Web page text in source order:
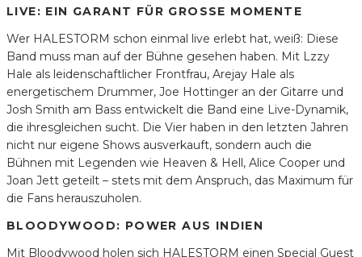
LIVE: EIN GARANT FÜR GROSSE MOMENTE
Wer HALESTORM schon einmal live erlebt hat, weiß: Diese
Band muss man auf der Bühne gesehen haben. Mit Lzzy
Hale als leidenschaftlicher Frontfrau, Arejay Hale als
energetischem Drummer, Joe Hottinger an der Gitarre und
Josh Smith am Bass entwickelt die Band eine Live-Dynamik,
die ihresgleichen sucht. Die Vier haben in den letzten Jahren
nicht nur eigene Shows ausverkauft, sondern auch die
Bühnen mit Legenden wie Heaven & Hell, Alice Cooper und
Joan Jett geteilt – stets mit dem Anspruch, das Maximum für
die Fans herauszuholen.
BLOODYWOOD: POWER AUS INDIEN
Mit Bloodywood holen sich HALESTORM einen Special Guest